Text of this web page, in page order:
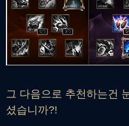
그 다음으로 추천하는건
셨습니까?!